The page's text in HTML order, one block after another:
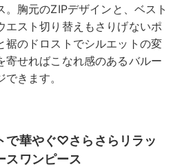
胸元のZIPデザインと、ベスト
エスト切り替えもさりげないポ
裾のドロストでシルエットの変
寄せればこなれ感のあるバルー
きます。
で華やぐ♡さらさらリラッ
スワンピース